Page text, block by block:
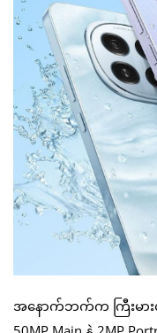
အနောက်ဘက်က ကြီးမား